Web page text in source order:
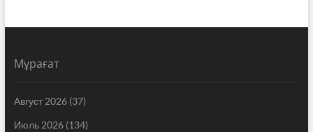
Мұрағат
Август 2026(37)
Июль 2026(134)